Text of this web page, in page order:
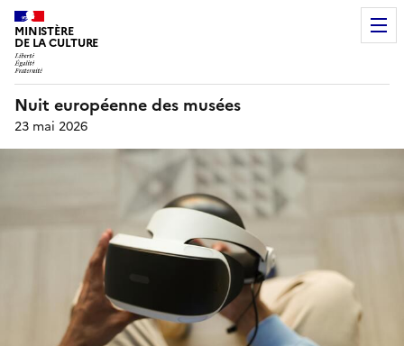
MINISTÈRE
DE LA CULTURE
Nuit européenne des musées
23 mai 2026